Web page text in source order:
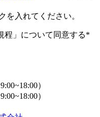
を入れてください。
程」について同意する*
）
）